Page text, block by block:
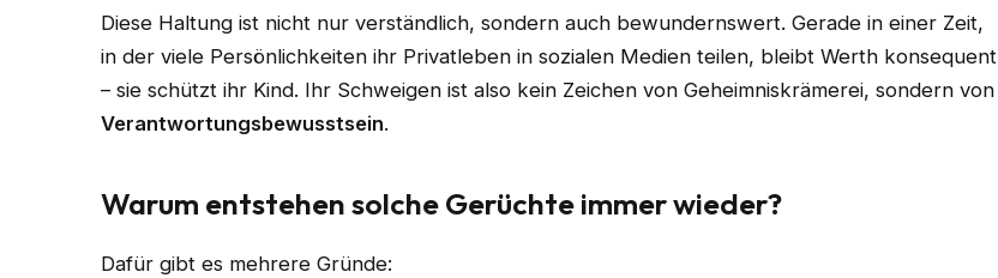
Diese Haltung ist nicht nur verständlich, sondern auch bewundernswert. Gerade in einer Zeit,
in der viele Persönlichkeiten ihr Privatleben in sozialen Medien teilen, bleibt Werth konsequent
– sie schützt ihr Kind. Ihr Schweigen ist also kein Zeichen von Geheimniskrämerei, sondern von
Verantwortungsbewusstsein.
Warum entstehen solche Gerüchte immer wieder?
Dafür gibt es mehrere Gründe: